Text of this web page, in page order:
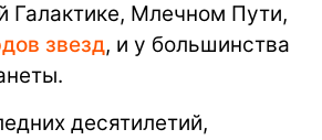
Галактике, Млечном Пути,
звезд, и у большинства
десятилетий,